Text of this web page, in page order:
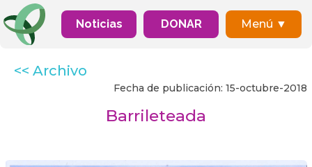
Noticias DONAR Menú ▼
<< Archivo
Fecha de publicación: 15-octubre-2018
Barrileteada